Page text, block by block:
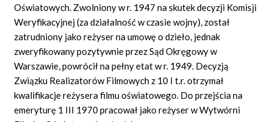
Oświatowych. Zwolniony w r. 1947 na skutek decyzji Komisji
Weryfikacyjnej (za działalność w czasie wojny), został
zatrudniony jako reżyser na umowę o dzieło, jednak
zweryfikowany pozytywnie przez Sąd Okręgowy w
Warszawie, powrócił na pełny etat w r. 1949. Decyzją
Związku Realizatorów Filmowych z 10 I t.r. otrzymał
kwalifikacje reżysera filmu oświatowego. Do przejścia na
emeryturę 1 III 1970 pracował jako reżyser w Wytwórni